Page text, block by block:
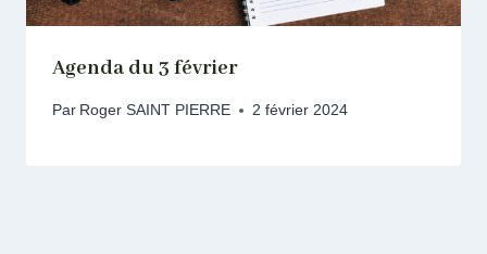
Agenda du 3 février
Par Roger SAINT PIERRE 2 février 2024